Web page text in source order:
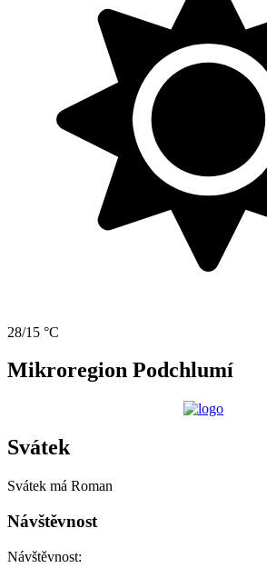
28/15 °C
Mikroregion Podchlumí
Svátek
Svátek má Roman
Návštěvnost
Návštěvnost: